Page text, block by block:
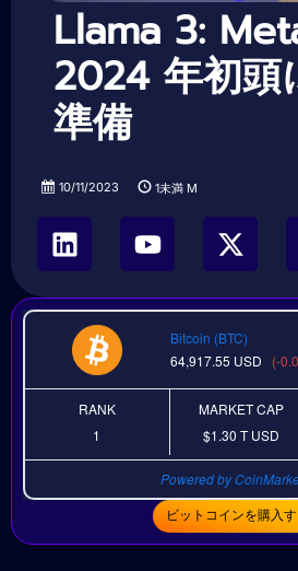
Llama 3:
2024 年初頭
準備
10/11/2023 1未満 M
Bitcoin (BTC)
64,917.55 USD (-
RANK
1
MARKET CAP
$1.30 TUSD
Powered by
ビットコインを購入